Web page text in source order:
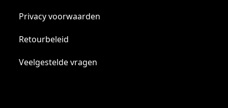
Privacy voorwaarden
Retourbeleid
Veelgestelde vragen